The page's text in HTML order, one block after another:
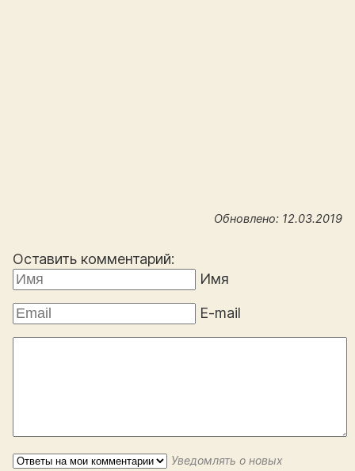
Обновлено: 12.03.2019
Оставить комментарий:
Имя
E-mail
Уведомлять о новых